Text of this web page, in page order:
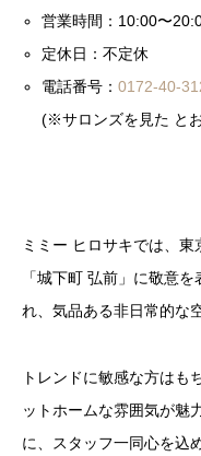
営業時間：10:00〜
定休日：不定休
電話番号：0172-40-
(※サロンズを見た と
ミミー ヒロサキでは、東
「城下町 弘前」に敬意
れ、気品ある非日常的な
トレンドに敏感な方はも
ットホームな雰囲気が魅
に、スタッフ一同心を込